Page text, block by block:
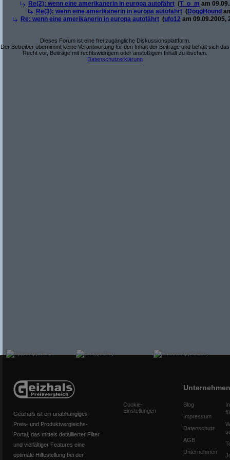
Re(2): wenn eine amerikanerin in europa autofährt (T_o_m am
Re(3): wenn eine amerikanerin in europa autofährt (DoggHound
Re: wenn eine amerikanerin in europa autofährt (ufo12 am 09.09.2005,
Dieses Forum ist eine frei zugängliche Diskussionsplattform.
Der Betreiber übernimmt keine Verantwortung für den Inhalt der Beiträge und behält sich das
Recht vor, Beiträge mit rechtswidrigem oder anstößigem Inhalt zu löschen.
Datenschutzerklärung
Geizhals ist ein unabhängiges
Preis- und Produktvergleichs-
Portal, das mittels detaillierter Filter
und vielfältiger Features eine
optimale Hilfestellung bei der
Cookie-
Einstellungen
Unternehmen
Blog
Impressum
Datenschutz
AGB
Unternehmen